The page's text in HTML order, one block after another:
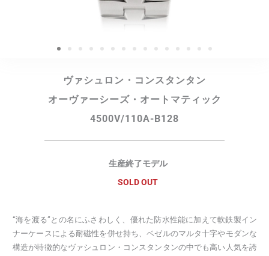
ヴァシュロン・コンスタンタン
オーヴァーシーズ・オートマティック
4500V/110A-B128
生産終了モデル
SOLD OUT
“海を渡る”との名にふさわしく、優れた防水性能に加えて軟鉄製イン
ナーケースによる耐磁性を併せ持ち、ベゼルのマルタ十字やモダンな
構造が特徴的なヴァシュロン・コンスタンタンの中でも高い人気を誇